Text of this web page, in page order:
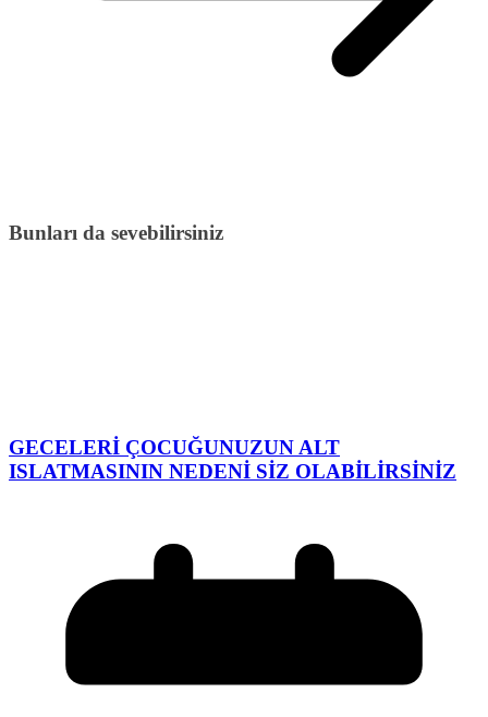
Bunları da sevebilirsiniz
GECELERİ ÇOCUĞUNUZUN ALT
ISLATMASININ NEDENİ SİZ OLABİLİRSİNİZ